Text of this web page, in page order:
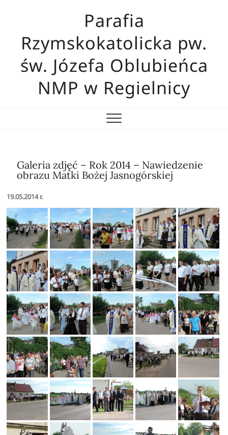
Parafia
Rzymskokatolicka pw.
św. Józefa Oblubieńca
NMP w Regielnicy
Galeria zdjęć – Rok 2014 – Nawiedzenie
obrazu Matki Bożej Jasnogórskiej
19.05.2014 r.